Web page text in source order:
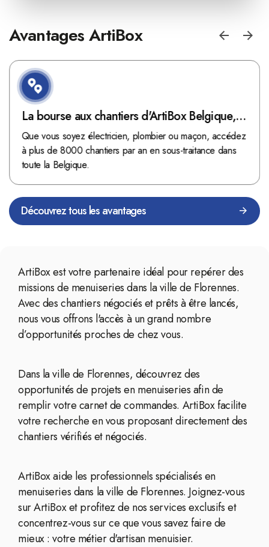
Avantages ArtiBox
La bourse aux chantiers d'ArtiBox Belgique,
véritable mine d'or !
Que vous soyez électricien, plombier ou maçon, accédez
à plus de 8000 chantiers par an en sous-traitance dans
toute la Belgique.
Découvrez tous les avantages
ArtiBox est votre partenaire idéal pour repérer des
missions de menuiseries dans la ville de Florennes.
Avec des chantiers négociés et prêts à être lancés,
nous vous offrons l'accès à un grand nombre
d’opportunités proches de chez vous.
Dans la ville de Florennes, découvrez des
opportunités de projets en menuiseries afin de
remplir votre carnet de commandes. ArtiBox facilite
votre recherche en vous proposant directement des
chantiers vérifiés et négociés.
ArtiBox aide les professionnels spécialisés en
menuiseries dans la ville de Florennes. Joignez-vous
sur ArtiBox et profitez de nos services exclusifs et
concentrez-vous sur ce que vous savez faire de
mieux : votre métier d'artisan menuisier.